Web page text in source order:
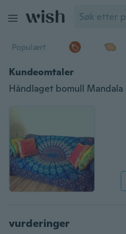
Populært
Kundeomtaler
vurderinger